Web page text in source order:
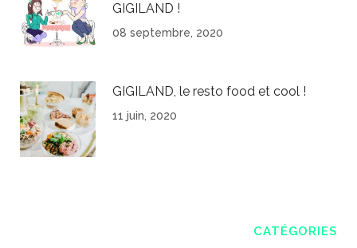
GIGILAND !
08 septembre, 2020
GIGILAND, le resto food et cool !
11 juin, 2020
CATÉGORIES